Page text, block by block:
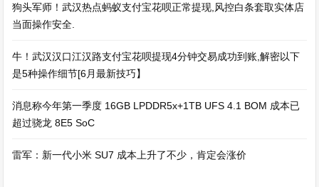
狗头军师！武汉热点蚂蚁支付宝花呗正常提现,风控白条套取实体店
当面操作安全.
牛！武汉汉口江汉路支付宝花呗提现4分钟交易成功到账,解密以下
是5种操作细节[6月最新技巧】
消息称今年第一季度 16GB LPDDR5x+1TB UFS 4.1 BOM 成本已
超过骁龙 8E5 SoC
雷军：新一代小米 SU7 成本上升了不少，肯定会涨价